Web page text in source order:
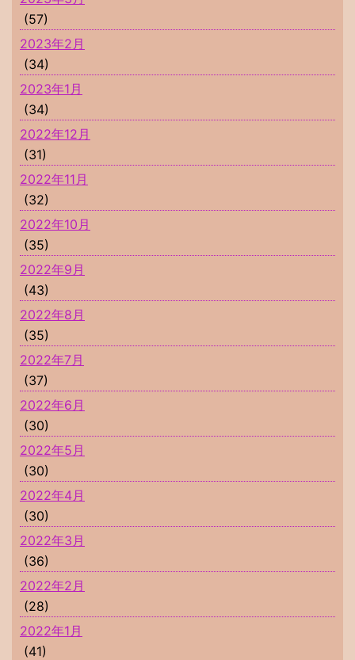
(57)
2023年2月
(34)
2023年1月
(34)
2022年12月
(31)
2022年11月
(32)
2022年10月
(35)
2022年9月
(43)
2022年8月
(35)
2022年7月
(37)
2022年6月
(30)
2022年5月
(30)
2022年4月
(30)
2022年3月
(36)
2022年2月
(28)
2022年1月
(41)